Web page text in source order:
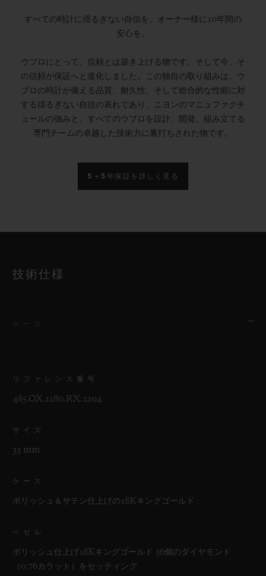
すべての時計に揺るぎない自信を。オーナー様に10年間の
安心を。
ウブロにとって、信頼とは築き上げる物です。そして今、そ
の信頼が保証へと進化しました。この独自の取り組みは、ウ
ブロの時計が備える品質、耐久性、そして総合的な性能に対
する揺るぎない自信の表れであり、ニヨンのマニュファクチ
ュールの強みと、すべてのウブロを設計、開発、組み立てる
専門チームの卓越した技術力に裏打ちされた物です。
5＋5年保証を詳しく見る
技術仕様
リファレンス番号
485.OX.1180.RX.1204
サイズ
33 mm
ケース
ポリッシュ＆サテン仕上げの18Kキングゴールド
ベゼル
ポリッシュ仕上げ18Kキングゴールド 36個のダイヤモンド
（0.76カラット）をセッティング